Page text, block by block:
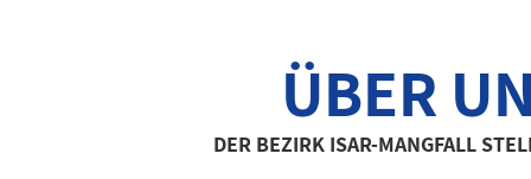
ÜBER
DER BEZIRK ISAR-MANGFALL